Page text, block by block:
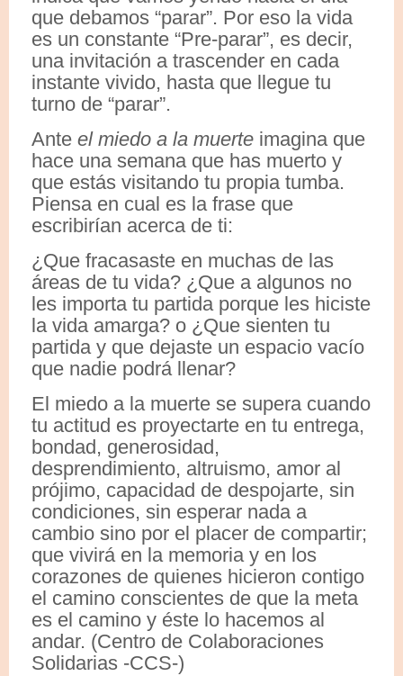
que debamos “parar”. Por eso la vida
es un constante “Pre-parar”, es decir,
una invitación a trascender en cada
instante vivido, hasta que llegue tu
turno de “parar”.
Ante el miedo a la muerte imagina que
hace una semana que has muerto y
que estás visitando tu propia tumba.
Piensa en cual es la frase que
escribirían acerca de ti:
¿Que fracasaste en muchas de las
áreas de tu vida? ¿Que a algunos no
les importa tu partida porque les hiciste
la vida amarga? o ¿Que sienten tu
partida y que dejaste un espacio vacío
que nadie podrá llenar?
El miedo a la muerte se supera cuando
tu actitud es proyectarte en tu entrega,
bondad, generosidad,
desprendimiento, altruismo, amor al
prójimo, capacidad de despojarte, sin
condiciones, sin esperar nada a
cambio sino por el placer de compartir;
que vivirá en la memoria y en los
corazones de quienes hicieron contigo
el camino conscientes de que la meta
es el camino y éste lo hacemos al
andar. (Centro de Colaboraciones
Solidarias -CCS-)